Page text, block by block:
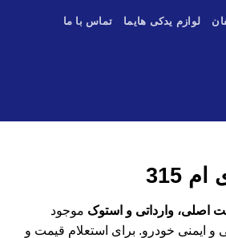
لوازم یدکی هایما تماس با ما
315
موجود
و ایمنی خودرو. برای استعلام قیمت و